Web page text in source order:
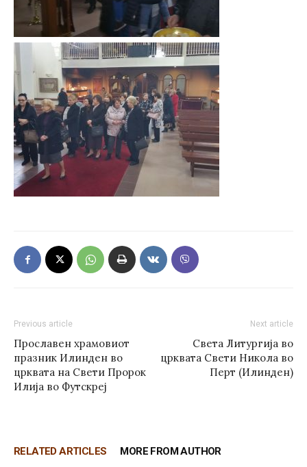
Previous article
Прославен храмовиот
празник Илинден во
црквата на Свети Пророк
Илија во Футскреј
Next article
Света Литургија во
црквата Свети Никола во
Перт (Илинден)
RELATED ARTICLES MORE FROM AUTHOR